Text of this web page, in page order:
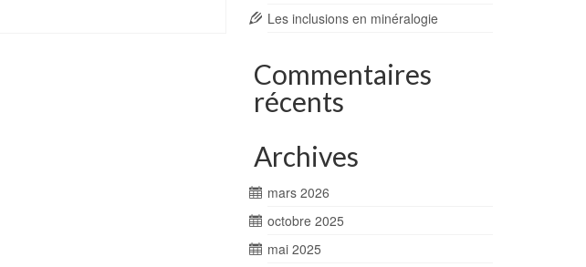
Les inclusions en minéralogie
Commentaires
récents
Archives
mars 2026
octobre 2025
mai 2025